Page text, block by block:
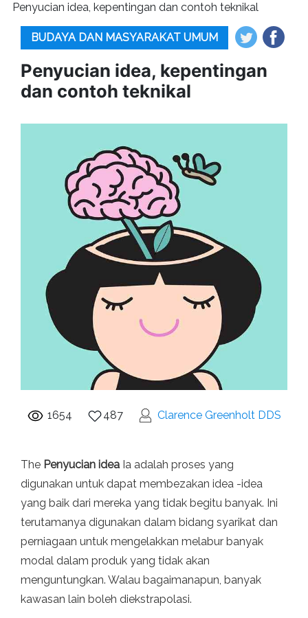
Penyucian idea, kepentingan dan contoh teknikal
BUDAYA DAN MASYARAKAT UMUM
Penyucian idea, kepentingan
dan contoh teknikal
1654 487 Clarence Greenholt DDS
The Penyucian idea Ia adalah proses yang
digunakan untuk dapat membezakan idea -idea
yang baik dari mereka yang tidak begitu banyak. Ini
terutamanya digunakan dalam bidang syarikat dan
perniagaan untuk mengelakkan melabur banyak
modal dalam produk yang tidak akan
menguntungkan. Walau bagaimanapun, banyak
kawasan lain boleh diekstrapolasi.